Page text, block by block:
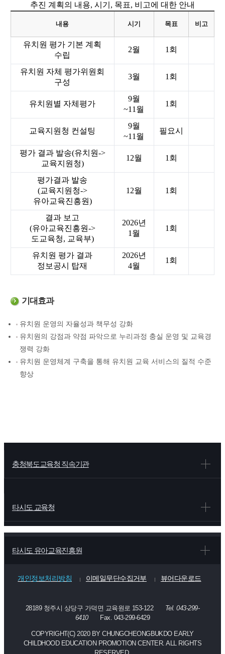
추진 계획의 내용, 시기, 목표, 비고에 대한 안내
내용 시기 목표 비고
유치원 평가 기본 계획
수립
2월 1회
유치원 자체 평가위원회
구성
3월 1회
유치원별 자체평가
9월
~11월
1회
교육지원청 컨설팅
9월
~11월
필요시
평가 결과 발송(유치원->
교육지원청)
12월 1회
평가결과 발송
(교육지원청->
유아교육진흥원)
12월 1회
결과 보고
(유아교육진흥원->
도교육청, 교육부)
2026년
1월
1회
유치원 평가 결과
정보공시 탑재
2026년
4월
1회
기대효과
유치원 운영의 자율성과 책무성 강화
유치원의 강점과 약점 파악으로 누리과정 충실 운영 및 교육경
쟁력 강화
유치원 운영체계 구축을 통해 유치원 교육 서비스의 질적 수준
향상
충청북도교육청 직속기관
타시도 교육청
타시도 유아교육진흥원
개인정보처리방침 이메일무단수집거부 뷰어다운로드
28189 청주시 상당구 가덕면 교육원로 153-122
Tel. 043-299-
6410
Fax. 043-299-6429
COPYRIGHT(C) 2020 BY CHUNGCHEONGBUKDO EARLY
CHILDHOOD EDUCATION PROMOTION CENTER. ALL RIGHTS